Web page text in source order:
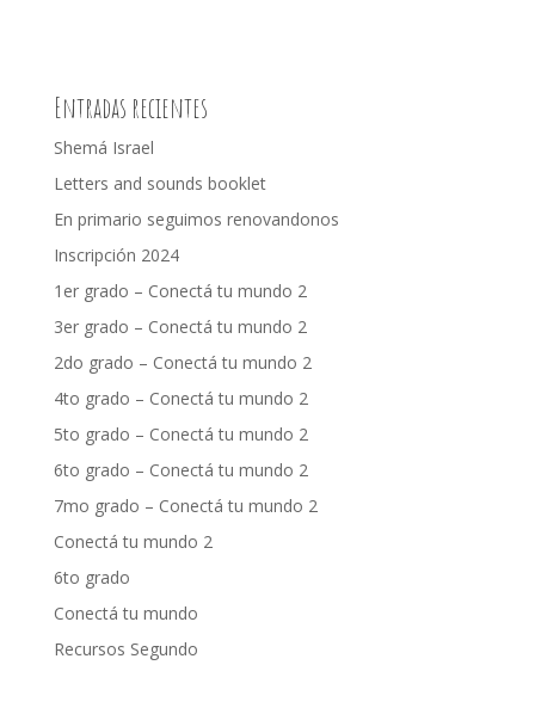
Entradas recientes
Shemá Israel
Letters and sounds booklet
En primario seguimos renovandonos
Inscripción 2024
1er grado – Conectá tu mundo 2
3er grado – Conectá tu mundo 2
2do grado – Conectá tu mundo 2
4to grado – Conectá tu mundo 2
5to grado – Conectá tu mundo 2
6to grado – Conectá tu mundo 2
7mo grado – Conectá tu mundo 2
Conectá tu mundo 2
6to grado
Conectá tu mundo
Recursos Segundo